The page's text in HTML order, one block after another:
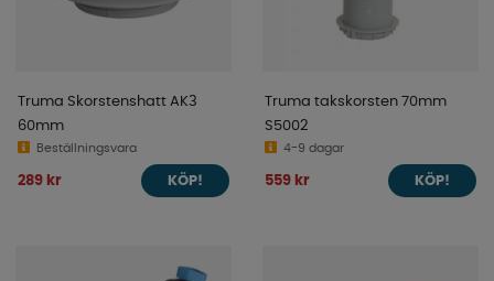
Truma Skorstenshatt AK3
60mm
Beställningsvara
289 kr KÖP!
Truma takskorsten 70mm
S5002
4-9 dagar
559 kr KÖP!